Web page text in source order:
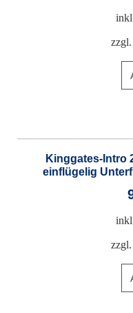
zzgl.
Kinggates-Intro
einflügelig
zzgl.